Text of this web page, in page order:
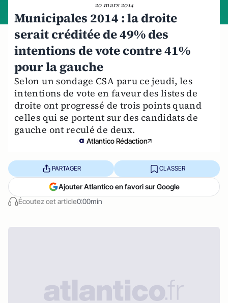
20 mars 2014
Municipales 2014 : la droite
serait créditée de 49% des
intentions de vote contre 41%
pour la gauche
Selon un sondage CSA paru ce jeudi, les
intentions de vote en faveur des listes de
droite ont progressé de trois points quand
celles qui se portent sur des candidats de
gauche ont reculé de deux.
Atlantico Rédaction
Écoutez cet article0:00min
PARTAGER CLASSER
Ajouter Atlantico en favori sur Google